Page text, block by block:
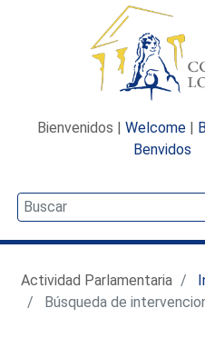
Bienvenidos | Welcome |
Benvidos
Actividad Parlamentaria
Búsqueda de